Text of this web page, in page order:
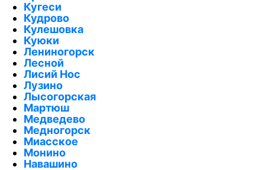
Кугеси
Кудрово
Кулешовка
Куюки
Лениногорск
Лесной
Лисий Нос
Лузино
Лысогорская
Мартюш
Медведево
Медногорск
Миасское
Монино
Навашино